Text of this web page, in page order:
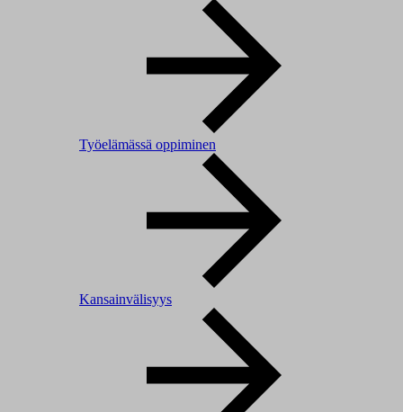
Työelämässä oppiminen
Kansainvälisyys